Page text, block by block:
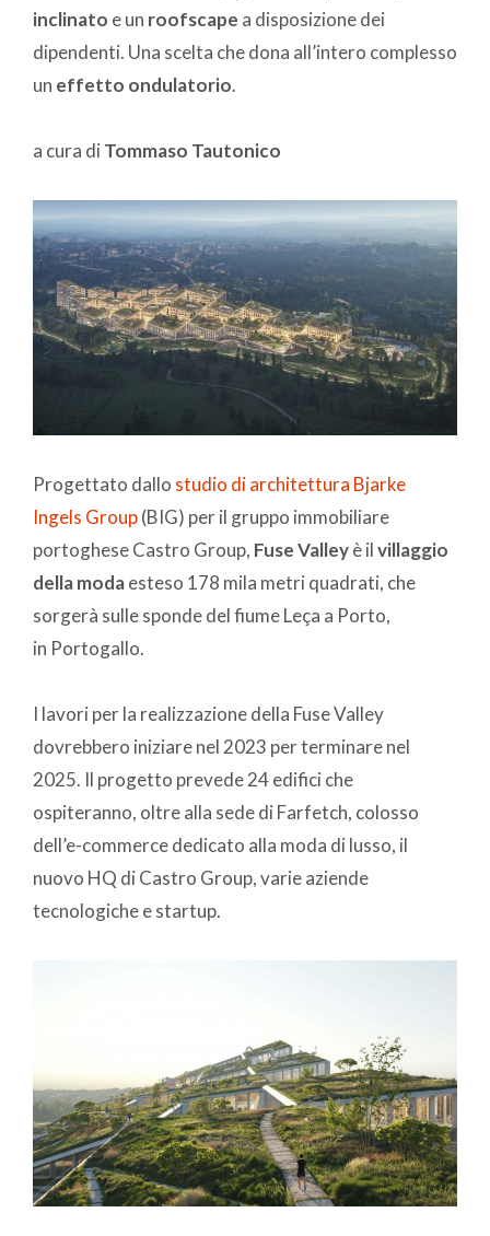
inclinato e un roofscape a disposizione dei
dipendenti. Una scelta che dona all’intero complesso
un effetto ondulatorio.
a cura di Tommaso Tautonico
Progettato dallo studio di architettura Bjarke
Ingels Group(BIG) per il gruppo immobiliare
portoghese Castro Group, Fuse Valleyè ilvillaggio
della modaesteso 178 mila metri quadrati, che
sorgerà sulle sponde del fiume Leça a Porto,
in Portogallo.
I lavori per la realizzazione della Fuse Valley
dovrebbero iniziare nel 2023 per terminare nel
2025. Il progetto prevede 24 edifici che
ospiteranno, oltre alla sede di Farfetch, colosso
dell’e-commerce dedicato alla moda di lusso, il
nuovo HQ di Castro Group, varie aziende
tecnologiche e startup.